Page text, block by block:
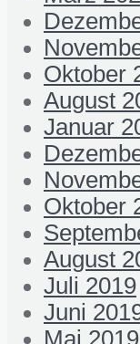
Oktober
August
Januar
Oktober
August
Juli 2019
Juni
Mai 2019